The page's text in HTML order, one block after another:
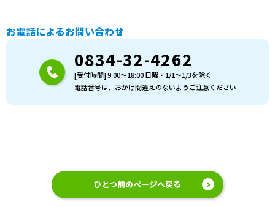
お電話によるお問い合わせ
0834-32-4262
[受付時間] 9:00〜18:00 日曜・1/1〜1/3を除く
電話番号は、おかけ間違えのないようご注意ください
ひとつ前のページへ戻る